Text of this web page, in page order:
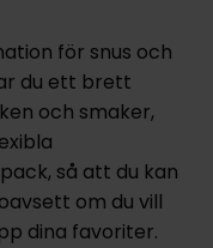
för snus och
du ett brett
och smaker,
så att du kan
om du vill
dina favoriter.